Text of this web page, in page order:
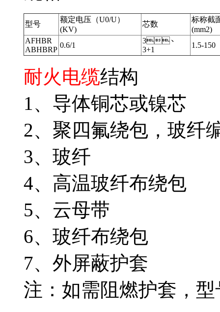
型号
额定电压（U0/U）
(KV)
芯数
标称截
(mm2)
AFHBR
ABHBRP
0.6/1
3、
3+1
1.5-150
耐火电缆结构
1、导体铜芯或镍芯
2、聚四氟绕包，
3、玻纤
4、高温玻纤布绕包
5、云母带
6、玻纤布绕包
7、外屏蔽护套
注：如需阻燃护套